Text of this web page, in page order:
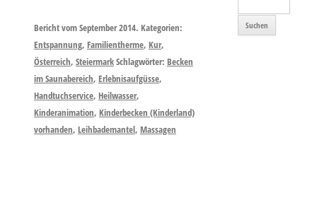
Bericht vom September 2014. Kategorien:
Entspannung, Familientherme, Kur,
Österreich, SteiermarkSchlagwörter: Becken
im Saunabereich, Erlebnisaufgüsse,
Handtuchservice, Heilwasser,
Kinderanimation, Kinderbecken (Kinderland)
vorhanden, Leihbademantel, Massagen
nach: